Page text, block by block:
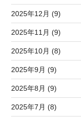
2025年12月 (9)
2025年11月 (9)
2025年10月 (8)
2025年9月 (9)
2025年8月 (9)
2025年7月 (8)